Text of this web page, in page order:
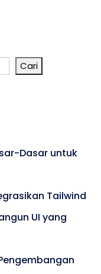
Cari
Dasar untuk
Tailwind
UI yang